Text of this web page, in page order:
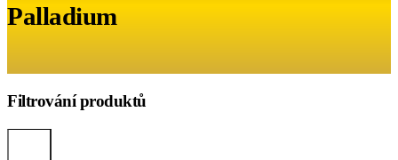
Palladium
Filtrování produktů